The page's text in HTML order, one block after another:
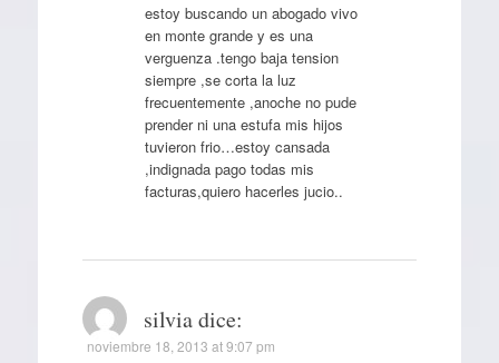
estoy buscando un abogado vivo
en monte grande y es una
verguenza .tengo baja tension
siempre ,se corta la luz
frecuentemente ,anoche no pude
prender ni una estufa mis hijos
tuvieron frio…estoy cansada
,indignada pago todas mis
facturas,quiero hacerles jucio..
silvia dice:
noviembre 18, 2013 at 9:07 pm